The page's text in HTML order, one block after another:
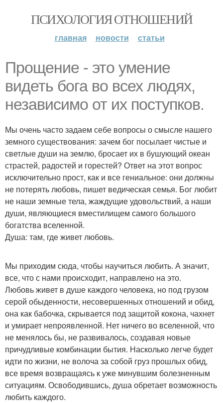
ПСИХОЛОГИЯ ОТНОШЕНИЙ
главная новости статьи
Прощение - это умение
видеть бога во всех людях,
независимо от их поступков.
Мы очень часто задаем себе вопросы о смысле нашего
земного существования: зачем бог посылает чистые и
светлые души на землю, бросает их в бушующий океан
страстей, радостей и горестей? Ответ на этот вопрос
исключительно прост, как и все гениальное: они должны
не потерять любовь, пишет ведическая семья. Бог любит
не наши земные тела, жаждущие удовольствий, а наши
души, являющиеся вместилищем самого большого
богатства вселенной.
Душа: там, где живет любовь.
Мы приходим сюда, чтобы научиться любить. А значит,
все, что с нами происходит, направлено на это.
Любовь живет в душе каждого человека, но под грузом
серой обыденности, несовершенных отношений и обид,
она как бабочка, скрывается под защитой кокона, чахнет
и умирает непроявленной. Нет ничего во вселенной, что
не менялось бы, не развивалось, создавая новые
причудливые комбинации бытия. Насколько легче будет
идти по жизни, не волоча за собой груз прошлых обид,
все время возвращаясь к уже минувшим болезненным
ситуациям. Освободившись, душа обретает возможность
любить каждого.